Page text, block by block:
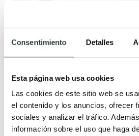
Consentimiento Detalles
Esta página web usa cookies
Las cookies de este sitio web se
el contenido y los anuncios, ofrecer
sociales y analizar el tráfico.
información sobre el uso que haga